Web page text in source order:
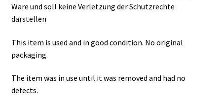
Ware und soll keine Verletzung der Schutzrechte
darstellen
This item is used and in good condition. No original
packaging.
The item was in use until it was removed and had no
defects.